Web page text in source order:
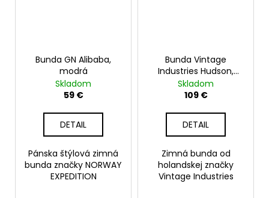
Bunda GN Alibaba,
modrá
Skladom
59 €
DETAIL
Pánska štýlová zimná
bunda značky NORWAY
EXPEDITION
Bunda Vintage
Industries Hudson,
čierna
Skladom
109 €
DETAIL
Zimná bunda od
holandskej značky
Vintage Industries